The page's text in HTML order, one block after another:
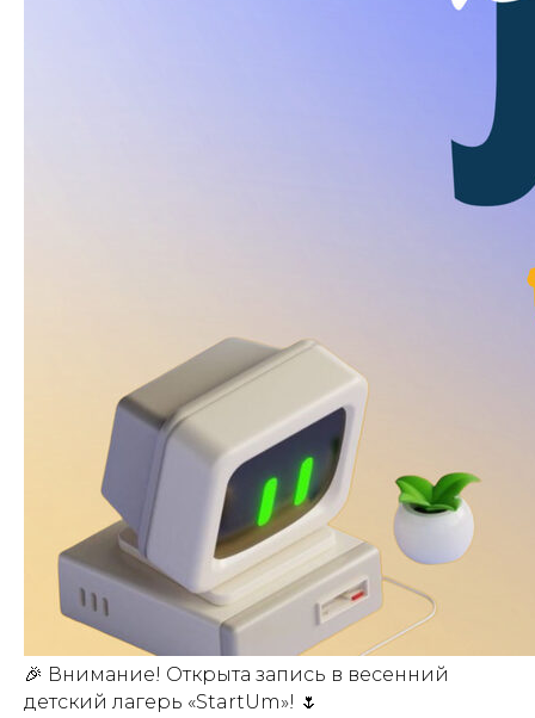
🎉 Внимание! Открыта запись в весенний
детский лагерь «StartUm»! 🌷